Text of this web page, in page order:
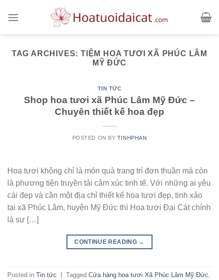
TAG ARCHIVES:TIỆM HOA TƯƠI XÃ PHÚC LÂM
MỸ ĐỨC
TIN TỨC
Shop hoa tươi xã Phúc Lâm Mỹ Đức –
Chuyên thiết kế hoa đẹp
POSTED ON BY TINHPHAN
Hoa tươi không chỉ là món quà trang trí đơn thuần mà còn
là phương tiện truyền tải cảm xúc tinh tế. Với những ai yêu
cái đẹp và cần một địa chỉ thiết kế hoa tươi đẹp, tinh xảo
tại xã Phúc Lâm, huyện Mỹ Đức thì Hoa tươi Đại Cát chính
là sự […]
CONTINUE READING →
Posted in Tin tức Tagged Cửa hàng hoa tươi Xã Phúc Lâm Mỹ Đức